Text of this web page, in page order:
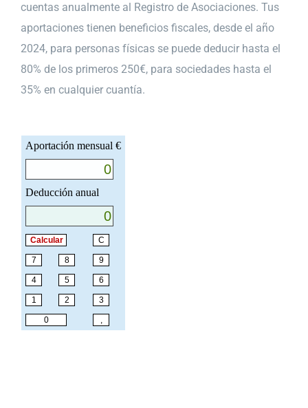
cuentas anualmente al Registro de Asociaciones. Tus
aportaciones tienen beneficios fiscales, desde el año
2024, para personas físicas se puede deducir hasta el
80% de los primeros 250€, para sociedades hasta el
35% en cualquier cuantía.